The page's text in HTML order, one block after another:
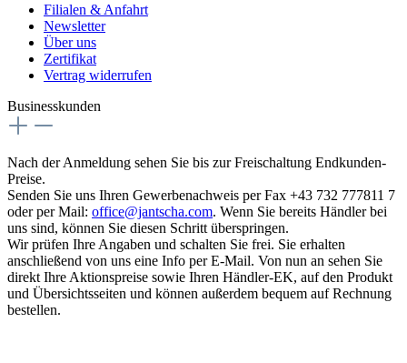
Filialen & Anfahrt
Newsletter
Über uns
Zertifikat
Vertrag widerrufen
Businesskunden
Nach der Anmeldung sehen Sie bis zur Freischaltung Endkunden-
Preise.
Senden Sie uns Ihren Gewerbenachweis per Fax +43 732 777811 7
oder per Mail: office@jantscha.com. Wenn Sie bereits Händler bei
uns sind, können Sie diesen Schritt überspringen.
Wir prüfen Ihre Angaben und schalten Sie frei. Sie erhalten
anschließend von uns eine Info per E-Mail. Von nun an sehen Sie
direkt Ihre Aktionspreise sowie Ihren Händler-EK, auf den Produkt
und Übersichtsseiten und können außerdem bequem auf Rechnung
bestellen.